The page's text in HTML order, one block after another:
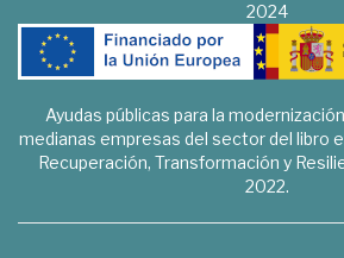
2024
Ayudas públicas para la
medianas empresas del sector del libro
Recuperación, Transformación y
2022.